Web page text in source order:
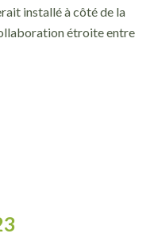
installé à côté de la
étroite entre